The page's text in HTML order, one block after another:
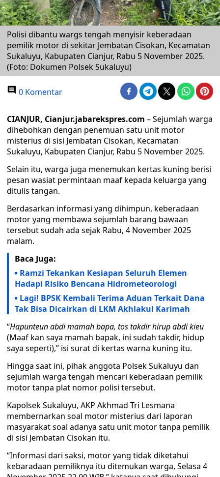
Polisi dibantu wargs tengah menyisir keberadaan
pemilik motor di sekitar Jembatan Cisokan, Kecamatan
Sukaluyu, Kabupaten Cianjur, Rabu 5 November 2025.
(Foto: Dokumen Polsek Sukaluyu)
0 Komentar
CIANJUR, Cianjur.jabarekspres.com – Sejumlah warga
dihebohkan dengan penemuan satu unit motor
misterius di sisi Jembatan Cisokan, Kecamatan
Sukaluyu, Kabupaten Cianjur, Rabu 5 November 2025.
Selain itu, warga juga menemukan kertas kuning berisi
pesan wasiat permintaan maaf kepada keluarga yang
ditulis tangan.
Berdasarkan informasi yang dihimpun, keberadaan
motor yang membawa sejumlah barang bawaan
tersebut sudah ada sejak Rabu, 4 November 2025
malam.
Baca Juga:
Ramzi Tekankan Kesiapan Seluruh Elemen
Hadapi Risiko Bencana Hidrometeorologi
Lagi! BPSK Kembali Terima Aduan Terkait Dana
Tak Bisa Dicairkan di LKM Akhlakul Karimah
“Hapunteun abdi mamah bapa, tos takdir hirup abdi kieu
(Maaf kan saya mamah bapak, ini sudah takdir, hidup
saya seperti),” isi surat di kertas warna kuning itu.
Hingga saat ini, pihak anggota Polsek Sukaluyu dan
sejumlah warga tengah mencari keberadaan pemilik
motor tanpa plat nomor polisi tersebut.
Kapolsek Sukaluyu, AKP Akhmad Tri Lesmana
membernarkan soal motor misterius dari laporan
masyarakat soal adanya satu unit motor tanpa pemilik
di sisi Jembatan Cisokan itu.
“Informasi dari saksi, motor yang tidak diketahui
kebaradaan pemiliknya itu ditemukan warga, Selasa 4